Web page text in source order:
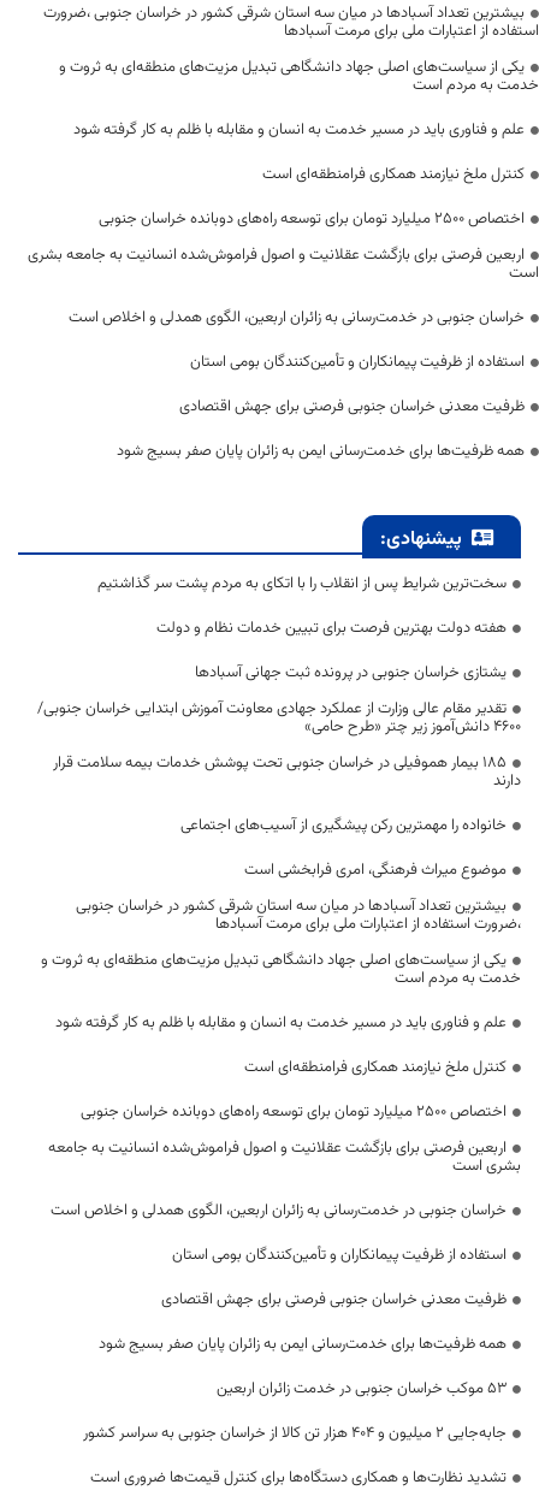
بیشترین تعداد آسبادها در میان سه استان شرقی کشور در خراسان جنوبی ،ضرورت
استفاده از اعتبارات ملی برای مرمت آسبادها
یکی از سیاست‌های اصلی جهاد دانشگاهی تبدیل مزیت‌های منطقه‌ای به ثروت و
خدمت به مردم است
علم و فناوری باید در مسیر خدمت به انسان و مقابله با ظلم به کار گرفته شود
کنترل ملخ نیازمند همکاری فرامنطقه‌ای است
اختصاص 2500 میلیارد تومان برای توسعه راه‌های دوبانده خراسان جنوبی
اربعین فرصتی برای بازگشت عقلانیت و اصول فراموش‌شده انسانیت به جامعه بشری
است
خراسان جنوبی در خدمت‌رسانی به زائران اربعین، الگوی همدلی و اخلاص است
استفاده از ظرفیت پیمانکاران و تأمین‌کنندگان بومی استان
ظرفیت معدنی خراسان جنوبی فرصتی برای جهش اقتصادی
همه ظرفیت‌ها برای خدمت‌رسانی ایمن به زائران پایان صفر بسیج شود
پیشنهادی:
سخت‌ترین شرایط پس از انقلاب را با اتکای به مردم پشت سر گذاشتیم
هفته دولت بهترین فرصت برای تبیین خدمات نظام و دولت
یشتازی خراسان جنوبی در پرونده ثبت جهانی آسبادها
تقدیر مقام عالی وزارت از عملکرد جهادی معاونت آموزش ابتدایی خراسان جنوبی/
۴۶۰۰ دانش‌آموز زیر چتر «طرح حامی»
۱۸۵ بیمار هموفیلی در خراسان جنوبی تحت پوشش خدمات بیمه سلامت قرار
دارند
خانواده را مهمترین رکن پیشگیری از آسیب‌های اجتماعی
موضوع میراث فرهنگی، امری فرابخشی است
بیشترین تعداد آسبادها در میان سه استان شرقی کشور در خراسان جنوبی
،ضرورت استفاده از اعتبارات ملی برای مرمت آسبادها
یکی از سیاست‌های اصلی جهاد دانشگاهی تبدیل مزیت‌های منطقه‌ای به ثروت و
خدمت به مردم است
علم و فناوری باید در مسیر خدمت به انسان و مقابله با ظلم به کار گرفته شود
کنترل ملخ نیازمند همکاری فرامنطقه‌ای است
اختصاص 2500 میلیارد تومان برای توسعه راه‌های دوبانده خراسان جنوبی
اربعین فرصتی برای بازگشت عقلانیت و اصول فراموش‌شده انسانیت به جامعه
بشری است
خراسان جنوبی در خدمت‌رسانی به زائران اربعین، الگوی همدلی و اخلاص است
استفاده از ظرفیت پیمانکاران و تأمین‌کنندگان بومی استان
ظرفیت معدنی خراسان جنوبی فرصتی برای جهش اقتصادی
همه ظرفیت‌ها برای خدمت‌رسانی ایمن به زائران پایان صفر بسیج شود
53 موکب خراسان جنوبی در خدمت زائران اربعین
جابه‌جایی 2 میلیون و 404 هزار تن کالا از خراسان جنوبی به سراسر کشور
تشدید نظارت‌ها و همکاری دستگاه‌ها برای کنترل قیمت‌ها ضروری است